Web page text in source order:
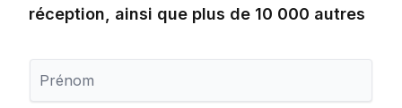
réception, ainsi que plus de 10 000 autres
é